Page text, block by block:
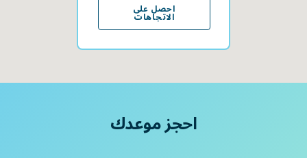
احصل على
الاتجاهات
احجزموعدك